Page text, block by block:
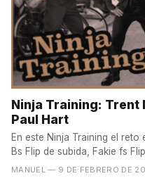
Ninja Training: Trent
Paul Hart
En este Ninja Training el
Bs Flip de subida, Fakie fs
MANUEL — 9 DE FEBRERO DE